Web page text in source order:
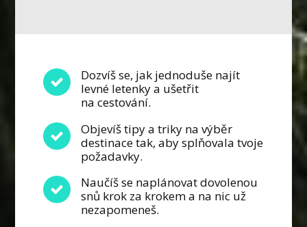
Dozvíš se, jak jednoduše najít
levné letenky a ušetřit
na cestování.
Objevíš tipy a triky na výběr
destinace tak, aby splňovala tvoje
požadavky.
Naučíš se naplánovat dovolenou
snů krok za krokem a na nic už
nezapomeneš.